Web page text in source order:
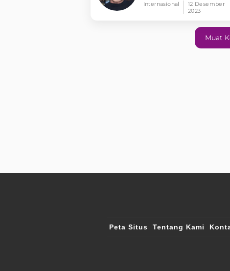
Internasional
12 Desember
2023
Muat
Peta Situs Tentang Kami